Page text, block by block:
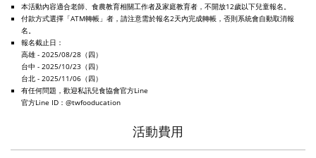
本活動內容適合老師、食農教育相關工作者及家庭教育者，不開放12歲以下兒童報名。
付款方式選擇「ATM轉帳」者，請注意需於報名2天內完成轉帳，否則系統會自動取消報
名。
報名截止日：
高雄 - 2025/08/28（四）
台中 - 2025/10/23（四）
台北 - 2025/11/06（四）
有任何問題，歡迎私訊兒食協會官方Line
官方Line ID：@twfooducation
活動費用